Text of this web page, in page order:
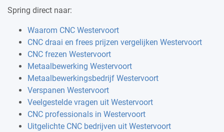
Spring direct naar:
Waarom CNC Westervoort
CNC draai en frees prijzen vergelijken Westervoort
CNC frezen Westervoort
Metaalbewerking Westervoort
Metaalbewerkingsbedrijf Westervoort
Verspanen Westervoort
Veelgestelde vragen uit Westervoort
CNC professionals in Westervoort
Uitgelichte CNC bedrijven uit Westervoort